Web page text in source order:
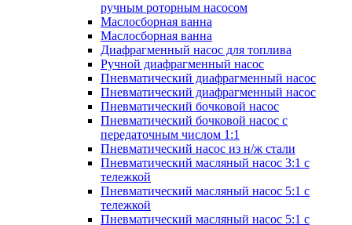
ручным роторным насосом
Маслосборная ванна
Маслосборная ванна
Диафрагменный насос для топлива
Ручной диафрагменный насос
Пневматический диафрагменный насос
Пневматический диафрагменный насос
Пневматический бочковой насос
Пневматический бочковой насос с
передаточным числом 1:1
Пневматический насос из н/ж стали
Пневматический масляный насос 3:1 с
тележкой
Пневматический масляный насос 5:1 с
тележкой
Пневматический масляный насос 5:1 с